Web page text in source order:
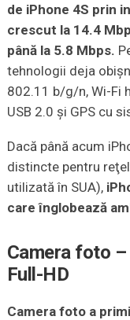
de iPhone 4S prin
crescut la 14.4
până la 5.8 Mbps.
tehnologii deja
802.11 b/g/n, Wi-Fi
USB 2.0 şi GPS cu
Dacă până acum
distincte pentru
utilizată în SUA),
care înglobează
Camera foto
Full-HD
Camera foto a